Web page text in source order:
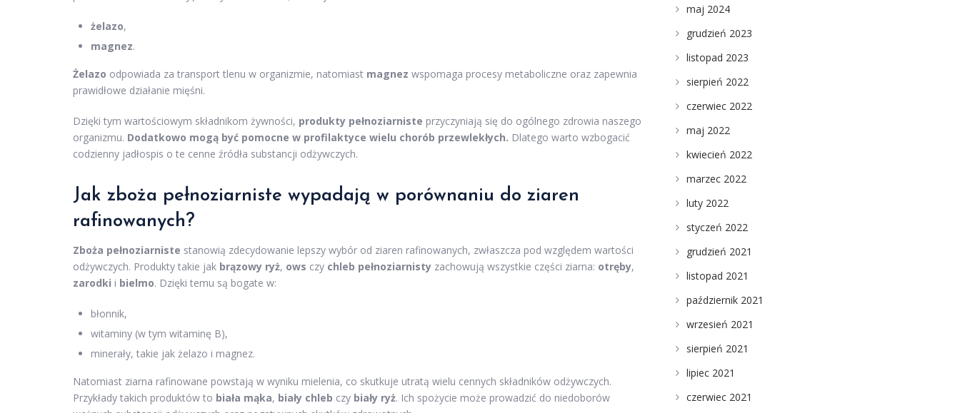
żelazo,
magnez.
Żelazo odpowiada za transport tlenu w organizmie, natomiast magnez wspomaga procesy metaboliczne oraz zapewnia
prawidłowe działanie mięśni.
Dzięki tym wartościowym składnikom żywności, produkty pełnoziarniste przyczyniają się do ogólnego zdrowia naszego
organizmu. Dodatkowo mogą być pomocne w profilaktyce wielu chorób przewlekłych. Dlatego warto wzbogacić
codzienny jadłospis o te cenne źródła substancji odżywczych.
Jak zboża pełnoziarniste wypadają w porównaniu do ziaren
rafinowanych?
Zboża pełnoziarniste stanowią zdecydowanie lepszy wybór od ziaren rafinowanych, zwłaszcza pod względem wartości
odżywczych. Produkty takie jak brązowy ryż, ows czy chleb pełnoziarnisty zachowują wszystkie części ziarna: otręby,
zarodki i bielmo. Dzięki temu są bogate w:
błonnik,
witaminy (w tym witaminę B),
minerały, takie jak żelazo i magnez.
Natomiast ziarna rafinowane powstają w wyniku mielenia, co skutkuje utratą wielu cennych składników odżywczych.
Przykłady takich produktów to biała mąka, biały chleb czy biały ryż. Ich spożycie może prowadzić do niedoborów
maj 2024
grudzień 2023
listopad 2023
sierpień 2022
czerwiec 2022
maj 2022
kwiecień 2022
marzec 2022
luty 2022
styczeń 2022
grudzień 2021
listopad 2021
październik 2021
wrzesień 2021
sierpień 2021
lipiec 2021
czerwiec 2021